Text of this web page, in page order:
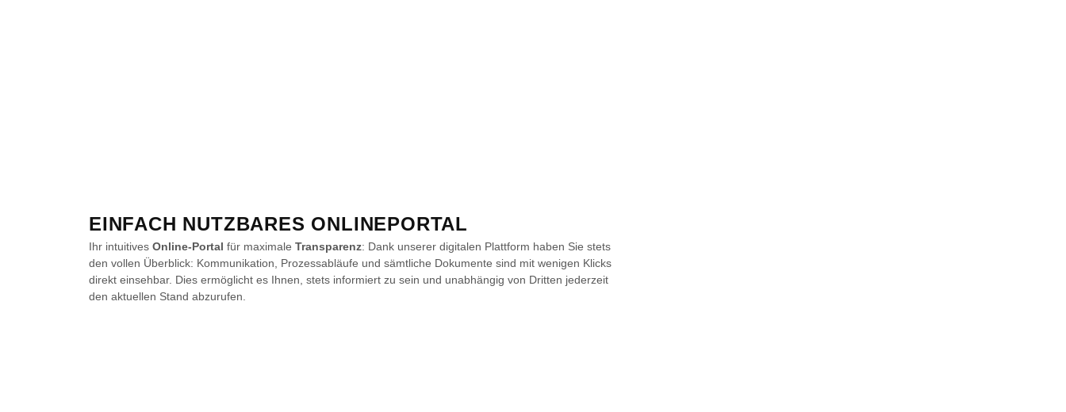
EINFACH NUTZBARES ONLINEPORTAL
Ihr intuitives Online-Portal für maximale Transparenz: Dank unserer digitalen Plattform haben Sie stets
den vollen Überblick: Kommunikation, Prozessabläufe und sämtliche Dokumente sind mit wenigen Klicks
direkt einsehbar. Dies ermöglicht es Ihnen, stets informiert zu sein und unabhängig von Dritten jederzeit
den aktuellen Stand abzurufen.